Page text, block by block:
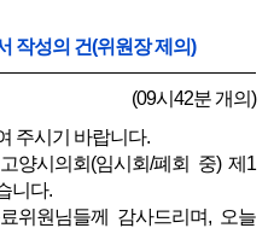
작성의 건(위원장 제의)
(09시42분 개의)
주시기 바랍니다.
양시의회(임시회/폐회 중) 제1
니다.
위원님들께 감사드리며, 오늘